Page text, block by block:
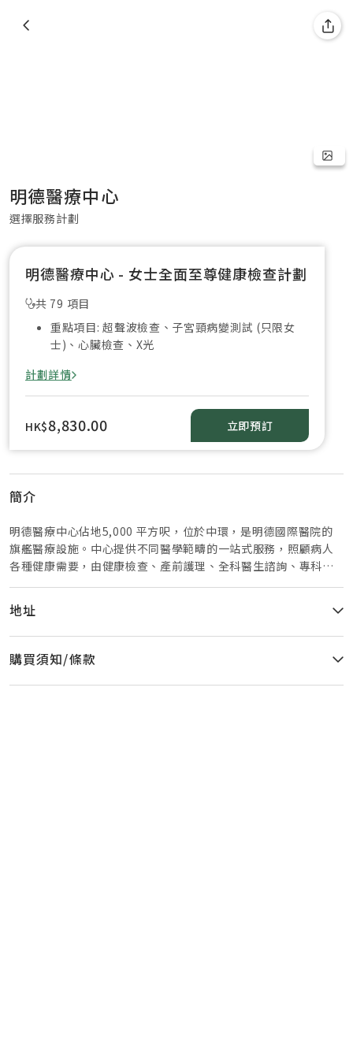
明德醫療中心
選擇服務計劃
明德醫療中心 - 女士全面至尊健康檢查計劃
共 79 項目
重點項目: 超聲波檢查、子宮頸病變測試 (只限女
士)、心臟檢查、X光
計劃詳情
HK$8,830.00 立即預訂
簡介
明德醫療中心佔地5,000 平方呎，位於中環，是明德國際醫院的
旗艦醫療設施。中心提供不同醫學範疇的一站式服務，照顧病人
各種健康需要，由健康檢查、產前護理、全科醫生諮詢、專科諮
詢、以至輔助醫療和小型醫療程序均一一包羅。
地址
購買須知/條款